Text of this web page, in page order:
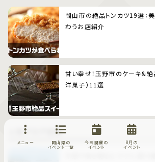
岡山市の絶品トンカツ19選：
わうお店紹介
甘い幸せ！玉野市のケーキ&絶
洋菓子）11選
人気ブログ記事
メニュー
岡山県の
イベント一覧
今日開催の
イベント
8月の
イベント